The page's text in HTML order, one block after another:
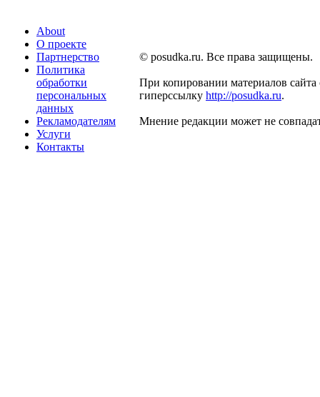
About
О проекте
Партнерство
Политика
обработки
персональных
данных
Рекламодателям
Услуги
Контакты
© posudka.ru. Все права защищены.
При копировании материалов сайта
гиперссылку http://posudka.ru.
Мнение редакции может не